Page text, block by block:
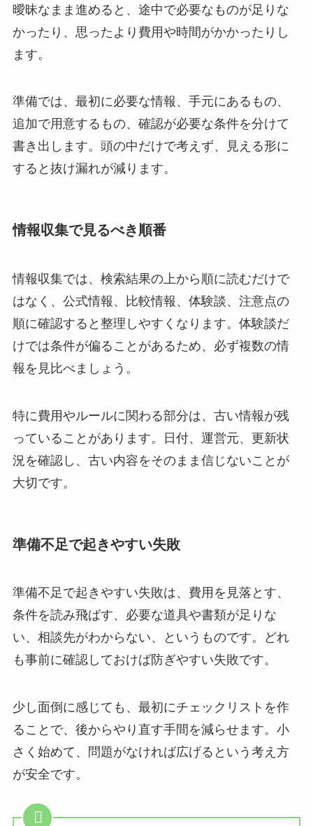
曖昧なまま進めると、途中で必要なものが足りな
かったり、思ったより費用や時間がかかったりし
ます。
準備では、最初に必要な情報、手元にあるもの、
追加で用意するもの、確認が必要な条件を分けて
書き出します。 頭の中だけで考えず、見える形に
する と抜け漏れが減ります。
情報収集で見るべき順番
情報収集では、検索結果の上から順に読むだけで
はなく、公式情報、比較情報、体験談、注意点の
順に確認すると整理しやすくなります。体験談だ
けでは条件が偏ることがあるため、必ず複数の情
報を見比べましょう。
特に費用やルールに関わる部分は、古い情報が残
っていることがあります。日付、運営元、更新状
況を確認し、古い内容をそのまま信じないことが
大切です。
準備不足で起きやすい失敗
準備不足で起きやすい失敗は、費用を見落とす、
条件を読み飛ばす、必要な道具や書類が足りな
い、相談先がわからない、というものです。どれ
も事前に確認しておけば防ぎやすい失敗です。
少し面倒に感じても、最初にチェックリストを作
ることで、後からやり直す手間を減らせます。 小
さく始めて、問題がなければ広げる という考え方
が安全です。